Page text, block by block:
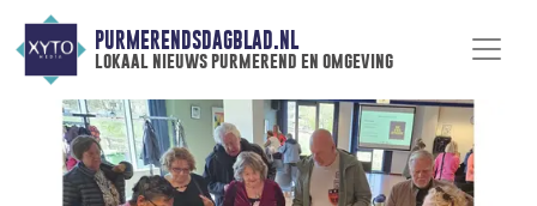
PURMERENDSDAGBLAD.NL
lokaal nieuws purmerend en omgeving